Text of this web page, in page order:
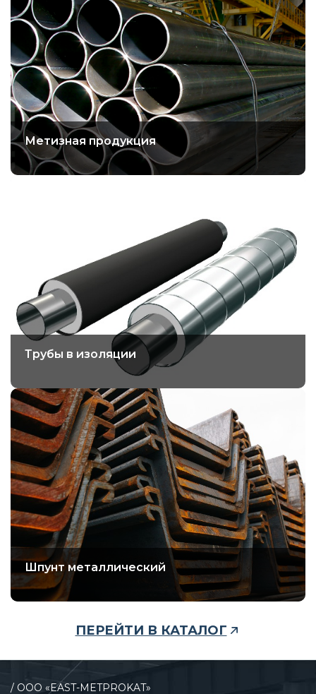
Метизная продукция
Трубы в изоляции
Шпунт металлический
ПЕРЕЙТИ В КАТАЛОГ
/ ООО «EAST-METPROKAT»